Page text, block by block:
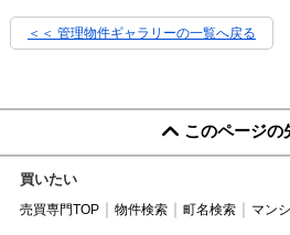
＜＜ 管理物件ギャラリーの一覧へ戻る
このページの
買いたい
売買専門TOP 物件検索 町名検索 マン